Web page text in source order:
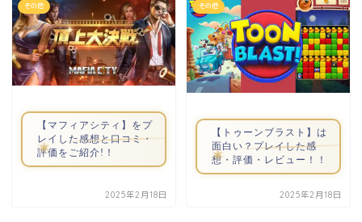
その他
【マフィアシティ】をプ
レイした感想と口コミ・
評価をご紹介!！
2025年2月18日
その他
【トゥーンブラスト】は
面白い？プレイした感
想・評価・レビュー！！
2025年2月18日